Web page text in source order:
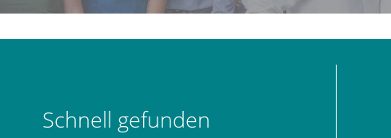
Schnell gefunden